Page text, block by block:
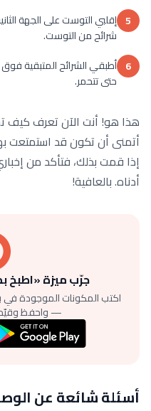
5
شرائح من التوست.
6 أطبقي الشرائح المتبقية فوق
حتى تتحمر.
هذا هو! أنت الآن تعرف كيف
أتمنى أن تكون قد استمتعت
إذا قمت بذلك، فتأكد من
أدناه. بالعافية!
جرّب ميزة «اطبخ
اكتب المكونات الموجودة في
— واحفظ
أسئلة شائعة عن